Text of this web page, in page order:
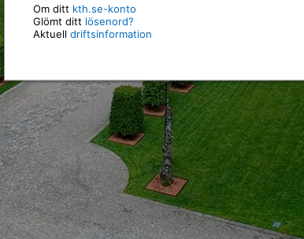
Om ditt kth.se-konto
Glömt ditt lösenord?
Aktuell driftsinformation